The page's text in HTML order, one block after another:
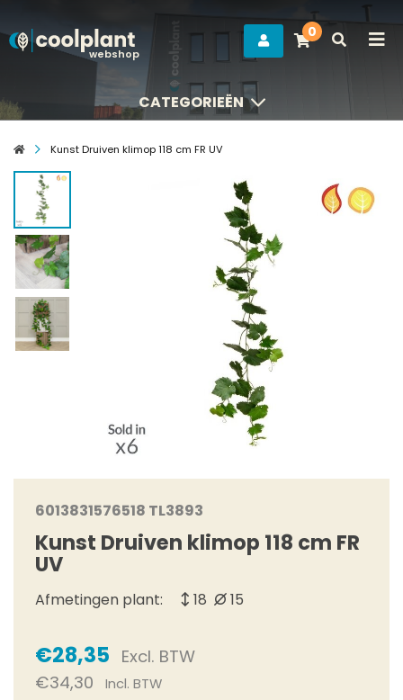
webshop
0
CATEGORIEËN
CATEGORIEËN
Kunst Druiven klimop 118 cm FR UV
6013831576518 TL3893
Kunst Druiven klimop 118 cm FR
UV
Afmetingen plant: 18 15
€28,35 Excl. BTW
€34,30
Incl. BTW